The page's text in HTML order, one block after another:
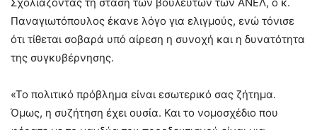
Παναγιωτόπουλος έκανε λόγο για ελιγμούς, ενώ τόνισε
ότι τίθεται σοβαρά υπό αίρεση η συνοχή και η δυνατότητα
της συγκυβέρνησης.
«Το πολιτικό πρόβλημα είναι εσωτερικό σας ζήτημα.
Όμως, η συζήτηση έχει ουσία. Και το νομοσχέδιο που